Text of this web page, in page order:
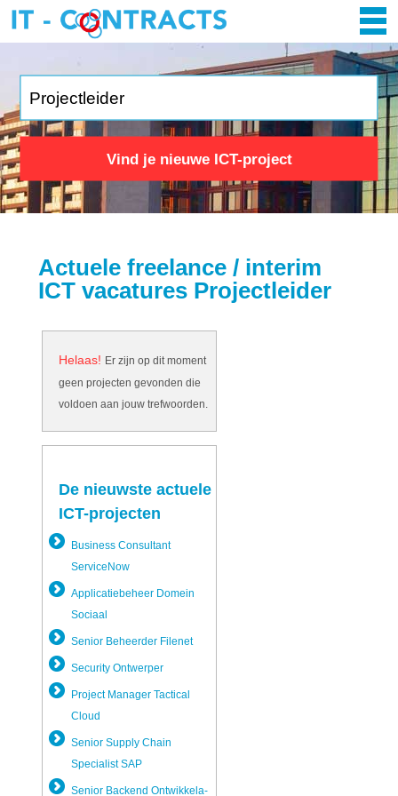
Vind je nieuwe ICT-project
Actuele freelance / interim
ICT vacatures Projectleider
Helaas! Er zijn op dit moment
geen projecten gevonden die
voldoen aan jouw trefwoorden.
De nieuwste actuele
ICT-projecten
Business Consultant
ServiceNow
Applicatie­beheer Domein
Sociaal
Senior Beheerder Filenet
Security Ontwerper
Project Manager Tactical
Cloud
Senior Supply Chain
Specialist SAP
Senior Backend Ontwikkela­